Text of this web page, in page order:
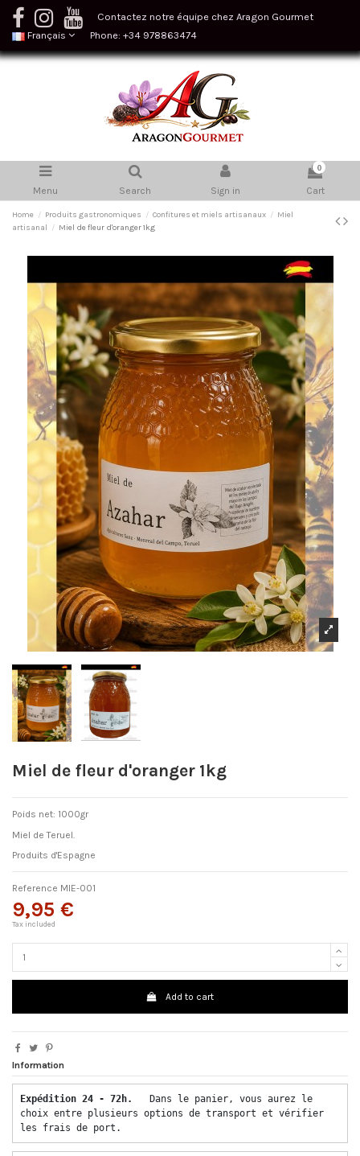
Contactez notre équipe chez Aragon Gourmet
Français
Phone: +34 978863474
Menu Search Sign in
0
Cart
Home Produits gastronomiques Confitures et miels artisanaux
Miel
artisanal
Miel de fleur d'oranger 1kg
Miel de fleur d'oranger 1kg
Poids net: 1000gr
Miel de Teruel.
Produits d'Espagne
Reference MIE-001
9,95 €
Tax included
Add to cart
Information
Expédition 24 - 72h.
Dans le panier, vous aurez le
choix entre plusieurs options de transport et vérifier
les frais de port.